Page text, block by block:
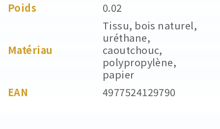
Poids
0.02
Matériau
Tissu, bois naturel,
uréthane,
caoutchouc,
polypropylène,
papier
EAN
4977524129790